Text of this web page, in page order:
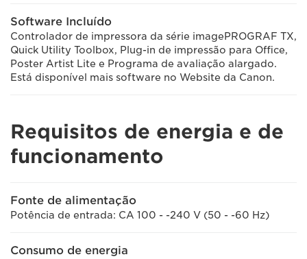
Software Incluído
Controlador de impressora da série imagePROGRAF TX,
Quick Utility Toolbox, Plug-in de impressão para Office,
Poster Artist Lite e Programa de avaliação alargado.
Está disponível mais software no Website da Canon.
Requisitos de energia e de
funcionamento
Fonte de alimentação
Potência de entrada: CA 100 - -240 V (50 - -60 Hz)
Consumo de energia